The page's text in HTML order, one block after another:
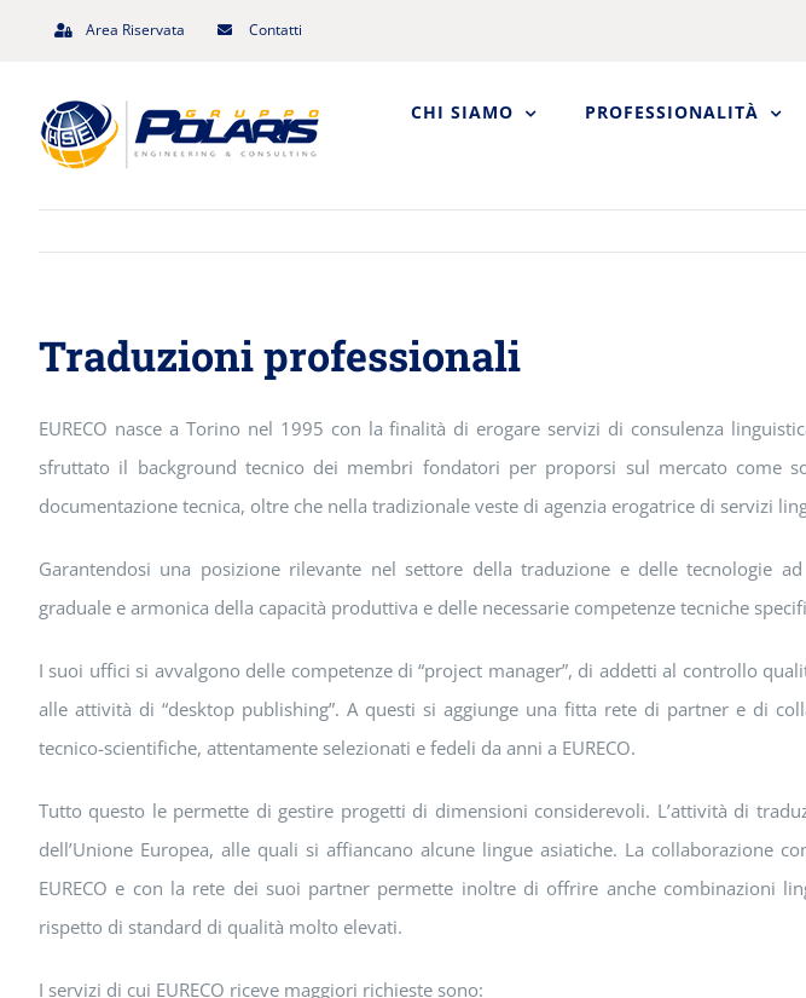
contenuto
Area Riservata Contatti
CHI SIAMO PROFESSIONALITÀ
Traduzioni professionali
EURECO nasce a Torino nel 1995 con la finalità di erogare servizi di consulenza
sfruttato il background tecnico dei membri fondatori per proporsi sul mercato come
documentazione tecnica, oltre che nella tradizionale veste di agenzia erogatrice di servizi
Garantendosi una posizione rilevante nel settore della traduzione e delle tecnologie
graduale e armonica della capacità produttiva e delle necessarie competenze tecniche
I suoi uffici si avvalgono delle competenze di “project manager”, di addetti al controllo
alle attività di “desktop publishing”. A questi si aggiunge una fitta rete di partner e di
tecnico-scientifiche, attentamente selezionati e fedeli da anni a EURECO.
Tutto questo le permette di gestire progetti di dimensioni considerevoli. L’attività di
dell’Unione Europea, alle quali si affiancano alcune lingue asiatiche. La collaborazione
EURECO e con la rete dei suoi partner permette inoltre di offrire anche combinazioni
rispetto di standard di qualità molto elevati.
I servizi di cui EURECO riceve maggiori richieste sono: